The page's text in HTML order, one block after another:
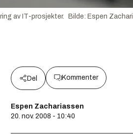
av IT-prosjekter. Bilde: Espen
Del Kommenter
Espen Zachariassen
20. nov. 2008 - 10:40